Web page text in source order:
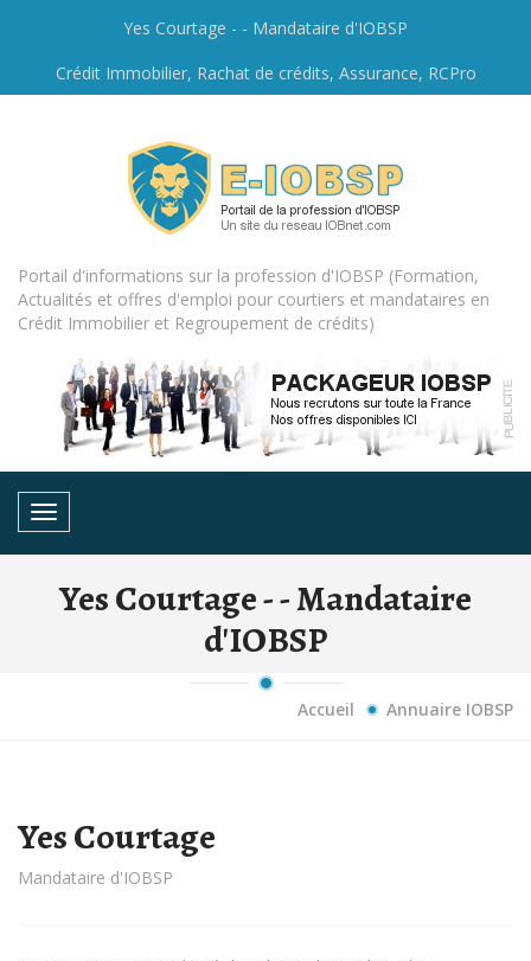
Yes Courtage - - Mandataire d'IOBSP
Crédit Immobilier, Rachat de crédits, Assurance, RCPro
Portail d'informations sur la profession d'IOBSP (Formation,
Actualités et offres d'emploi pour courtiers et mandataires en
Crédit Immobilier et Regroupement de crédits)
Toggle navigation
Yes Courtage - - Mandataire
d'IOBSP
Accueil Annuaire IOBSP
Yes Courtage
Mandataire d'IOBSP